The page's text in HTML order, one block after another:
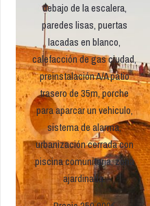
debajo de la escalera,
paredes lisas, puertas
lacadas en blanco,
calefacción de gas ciudad,
preinstalación A/A patio
trasero de 35m, porche
para aparcar un vehiculo,
sistema de alarma,
urbanización cerrada con
piscina comunitaria, zona
ajardinada.